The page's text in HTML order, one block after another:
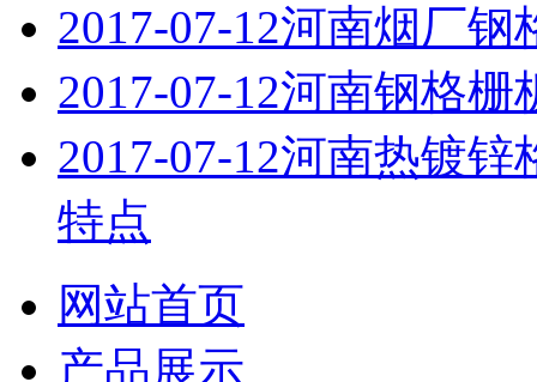
2017-07-12河南烟厂钢
2017-07-12河南钢格栅
2017-07-12河南热镀锌
特点
网站首页
产品展示